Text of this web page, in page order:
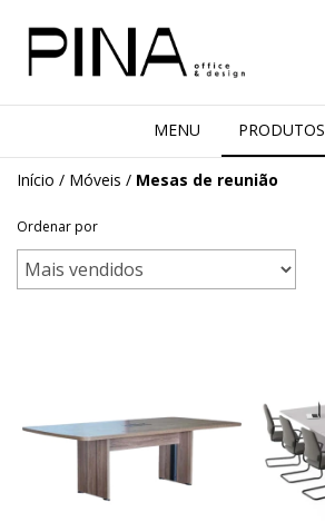
MENU PRODUTOS
Início / Móveis / Mesas de reunião
Ordenar por